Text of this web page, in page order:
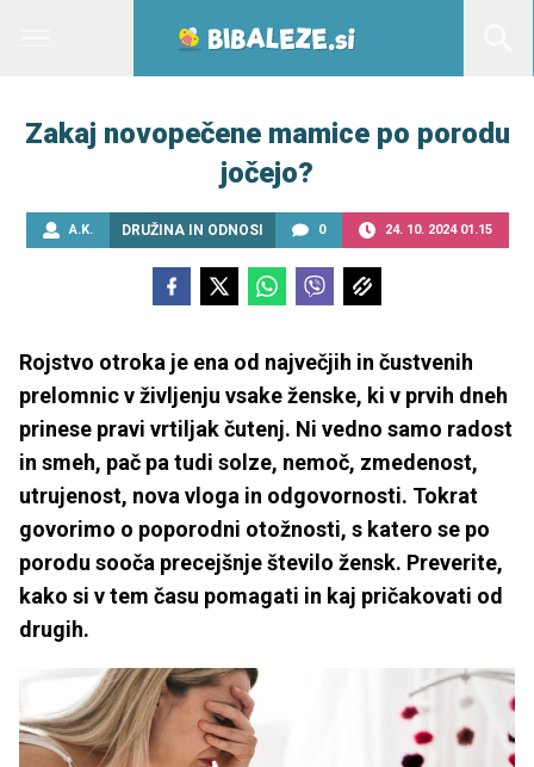
Zakaj novopečene mamice po porodu
jočejo?
A.K. DRUŽINA IN ODNOSI 0 24. 10. 2024 01.15
Rojstvo otroka je ena od največjih in čustvenih
prelomnic v življenju vsake ženske, ki v prvih dneh
prinese pravi vrtiljak čutenj. Ni vedno samo radost
in smeh, pač pa tudi solze, nemoč, zmedenost,
utrujenost, nova vloga in odgovornosti. Tokrat
govorimo o poporodni otožnosti, s katero se po
porodu sooča precejšnje število žensk. Preverite,
kako si v tem času pomagati in kaj pričakovati od
drugih.